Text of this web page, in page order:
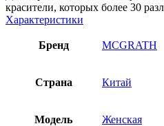
красители, которых более 30
Характеристики
Бренд MCGRATH
Страна Китай
Модель Женская